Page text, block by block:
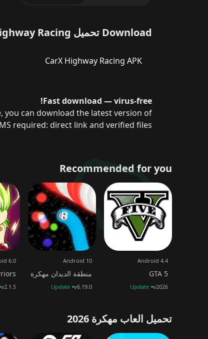
Download تحميل CarX Highway Racing مهكرة (أموال لا نهائية) 2026 للاندرويد for Android for free.
CarX Highway Racing APK
Fast download — virus-free!
required: direct link and verified files!
Recommended for you
GTA 5
Android 4.4
v2026
Update
منطقة الديدان مهكرة
Android 10
v6.19.0
Update
6.0
v2.1.5
تحميل العاب مهكرة 2026